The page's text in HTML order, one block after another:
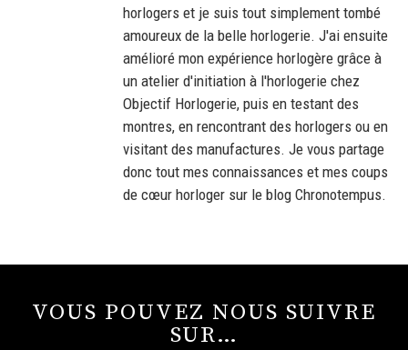
horlogers et je suis tout simplement tombé
amoureux de la belle horlogerie. J'ai ensuite
amélioré mon expérience horlogère grâce à
un atelier d'initiation à l'horlogerie chez
Objectif Horlogerie, puis en testant des
montres, en rencontrant des horlogers ou en
visitant des manufactures. Je vous partage
donc tout mes connaissances et mes coups
de cœur horloger sur le blog Chronotempus.
VOUS POUVEZ NOUS SUIVRE
SUR…